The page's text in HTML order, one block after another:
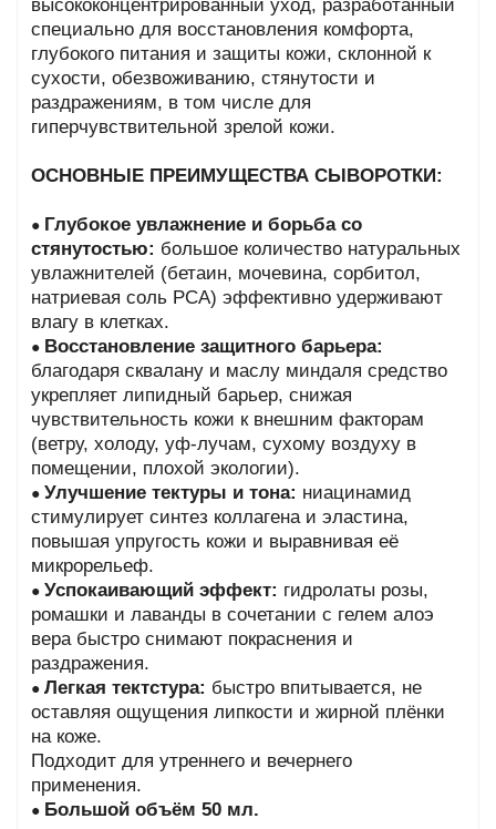
высококонцентрированный уход, разработанный
специально для восстановления комфорта,
глубокого питания и защиты кожи, склонной к
сухости, обезвоживанию, стянутости и
раздражениям, в том числе для
гиперчувствительной зрелой кожи.
ОСНОВНЫЕ ПРЕИМУЩЕСТВА СЫВОРОТКИ:
● Глубокое увлажнение и борьба со
стянутостью: большое количество натуральных
увлажнителей (бетаин, мочевина, сорбитол,
натриевая соль PCA) эффективно удерживают
влагу в клетках.
● Восстановление защитного барьера:
благодаря сквалану и маслу миндаля средство
укрепляет липидный барьер, снижая
чувствительность кожи к внешним факторам
(ветру, холоду, уф-лучам, сухому воздуху в
помещении, плохой экологии).
● Улучшение тектуры и тона: ниацинамид
стимулирует синтез коллагена и эластина,
повышая упругость кожи и выравнивая её
микрорельеф.
● Успокаивающий эффект: гидролаты розы,
ромашки и лаванды в сочетании с гелем алоэ
вера быстро снимают покраснения и
раздражения.
● Легкая тектстура: быстро впитывается, не
оставляя ощущения липкости и жирной плёнки
на коже.
Подходит для утреннего и вечернего
применения.
● Большой объём 50 мл.